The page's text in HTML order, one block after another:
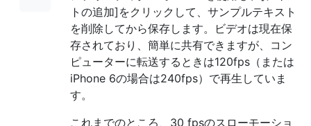
トの追加]をクリックして、サンプルテキスト
を削除してから保存します。ビデオは現在保
存されており、簡単に共有できますが、コン
ピューターに転送するときは120fps（または
iPhone 6の場合は240fps）で再生していま
す。
これまでのところ、30 fpsのスローモーショ